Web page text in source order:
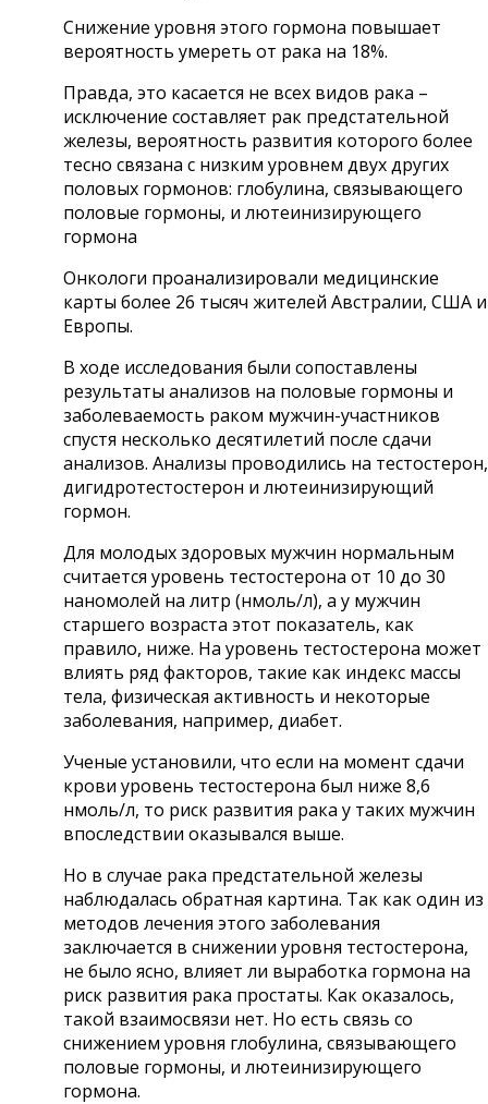
Снижение уровня этого гормона повышает
вероятность умереть от рака на 18%.
Правда, это касается не всех видов рака –
исключение составляет рак предстательной
железы, вероятность развития которого более
тесно связана с низким уровнем двух других
половых гормонов: глобулина, связывающего
половые гормоны, и лютеинизирующего
гормона
Онкологи проанализировали медицинские
карты более 26 тысяч жителей Австралии, США и
Европы.
В ходе исследования были сопоставлены
результаты анализов на половые гормоны и
заболеваемость раком мужчин-участников
спустя несколько десятилетий после сдачи
анализов. Анализы проводились на тестостерон,
дигидротестостерон и лютеинизирующий
гормон.
Для молодых здоровых мужчин нормальным
считается уровень тестостерона от 10 до 30
наномолей на литр (нмоль/л), а у мужчин
старшего возраста этот показатель, как
правило, ниже. На уровень тестостерона может
влиять ряд факторов, такие как индекс массы
тела, физическая активность и некоторые
заболевания, например, диабет.
Ученые установили, что если на момент сдачи
крови уровень тестостерона был ниже 8,6
нмоль/л, то риск развития рака у таких мужчин
впоследствии оказывался выше.
Но в случае рака предстательной железы
наблюдалась обратная картина. Так как один из
методов лечения этого заболевания
заключается в снижении уровня тестостерона,
не было ясно, влияет ли выработка гормона на
риск развития рака простаты. Как оказалось,
такой взаимосвязи нет. Но есть связь со
снижением уровня глобулина, связывающего
половые гормоны, и лютеинизирующего
гормона.